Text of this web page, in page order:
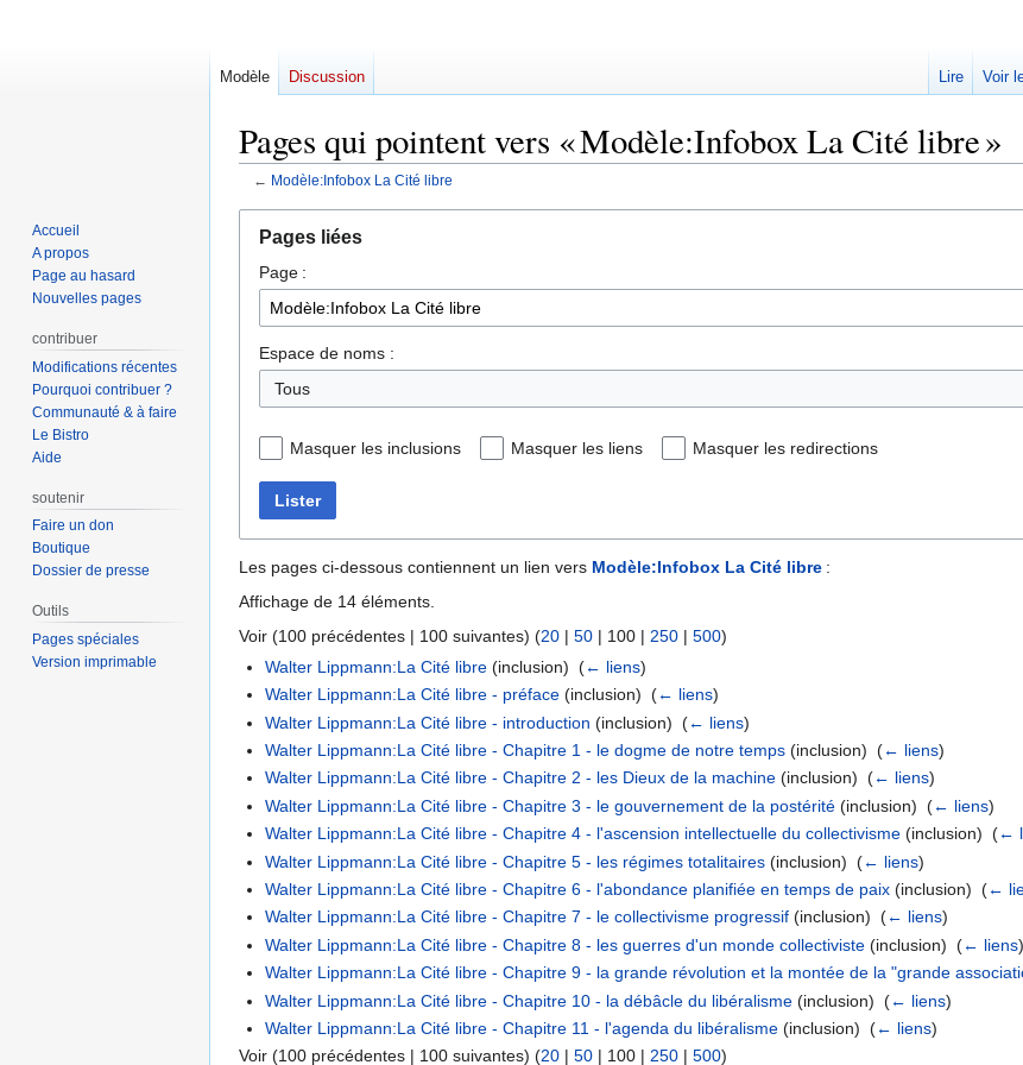
Pages qui pointent vers « Modèle:Infobox La Cité libre »
← Modèle:Infobox La Cité libre
navigation
recherche
Pages liées
Page :
Espace de noms :
Tous
Masquer les inclusions Masquer les liens Masquer les redirections
Lister
Les pages ci-dessous contiennent un lien vers Modèle:Infobox La Cité libre :
Affichage de 14 éléments.
Voir (100 précédentes | 100 suivantes) (20 | 50 | 100 | 250 | 500)
Walter Lippmann:La Cité libre (inclusion) ‎(← liens)
Walter Lippmann:La Cité libre - préface (inclusion) ‎(← liens)
Walter Lippmann:La Cité libre - introduction (inclusion) ‎(← liens)
Walter Lippmann:La Cité libre - Chapitre 1 - le dogme de notre temps (inclusion) ‎(← liens)
Walter Lippmann:La Cité libre - Chapitre 2 - les Dieux de la machine (inclusion) ‎(← liens)
Walter Lippmann:La Cité libre - Chapitre 3 - le gouvernement de la postérité (inclusion) ‎(← liens)
Walter Lippmann:La Cité libre - Chapitre 4 - l'ascension intellectuelle du collectivisme (inclusion) ‎(←
Walter Lippmann:La Cité libre - Chapitre 5 - les régimes totalitaires (inclusion) ‎(← liens)
Walter Lippmann:La Cité libre - Chapitre 6 - l'abondance planifiée en temps de paix (inclusion) ‎(←
Walter Lippmann:La Cité libre - Chapitre 7 - le collectivisme progressif (inclusion) ‎(← liens)
Walter Lippmann:La Cité libre - Chapitre 8 - les guerres d'un monde collectiviste (inclusion) ‎(← liens)
Walter Lippmann:La Cité libre - Chapitre 9 - la grande révolution et la montée de la "grande
Walter Lippmann:La Cité libre - Chapitre 10 - la débâcle du libéralisme (inclusion) ‎(← liens)
Walter Lippmann:La Cité libre - Chapitre 11 - l'agenda du libéralisme (inclusion) ‎(← liens)
Voir (100 précédentes | 100 suivantes) (20 | 50 | 100 | 250 | 500)
Modèle Discussion Lire Voir
Accueil
A propos
Page au hasard
Nouvelles pages
contribuer
Modifications récentes
Pourquoi contribuer ?
Communauté & à faire
Le Bistro
Aide
soutenir
Faire un don
Boutique
Dossier de presse
Outils
Pages spéciales
Version imprimable